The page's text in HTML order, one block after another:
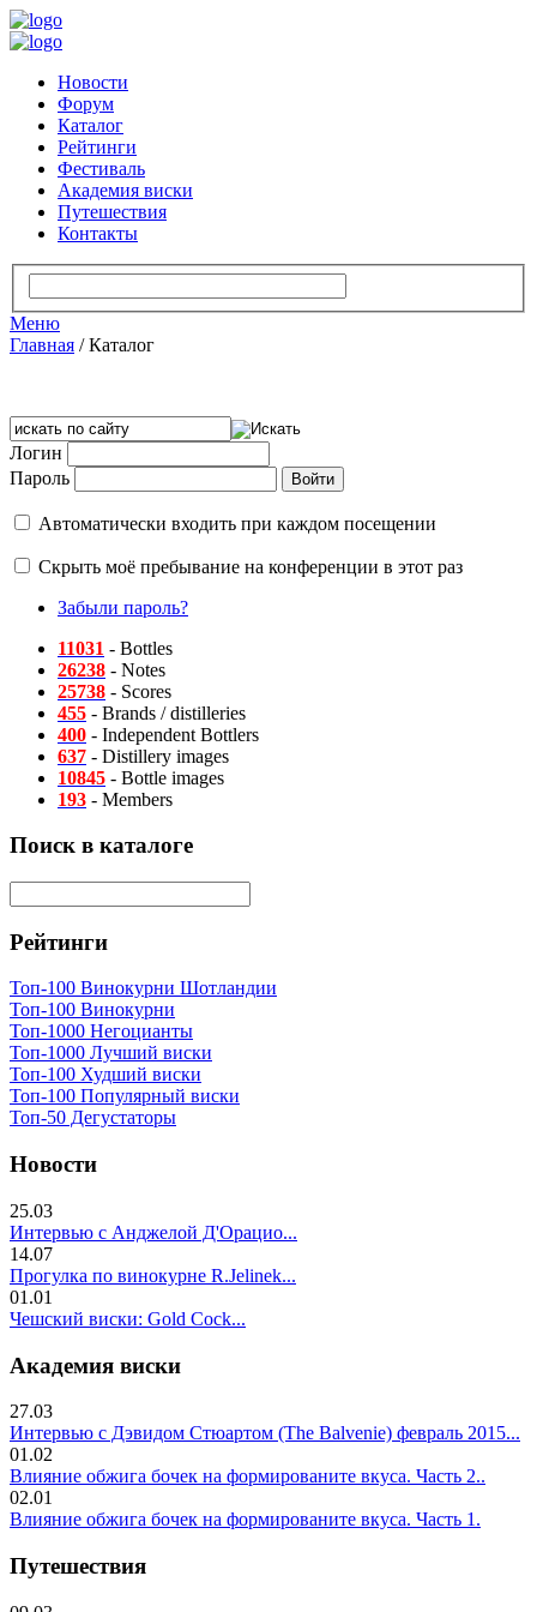
Новости
Форум
Каталог
Рейтинги
Фестиваль
Академия виски
Путешествия
Контакты
Меню
Главная /Каталог
Логин
Пароль
Автоматически входить при каждом посещении
Скрыть моё пребывание на конференции в этот раз
Забыли пароль?
11031 - Bottles
26238 - Notes
25738 - Scores
455 - Brands / distilleries
400 - Independent Bottlers
637 - Distillery images
10845 - Bottle images
193 - Members
Поиск в каталоге
Рейтинги
Топ-100 Винокурни Шотландии
Топ-100 Винокурни
Топ-1000 Негоцианты
Топ-1000 Лучший виски
Топ-100 Худший виски
Топ-100 Популярный виски
Топ-50 Дегустаторы
Новости
25.03
Интервью с Анджелой Д'Орацио...
14.07
Прогулка по винокурне R.Jelinek...
01.01
Чешский виски: Gold Cock...
Академия виски
27.03
Интервью с Дэвидом Стюартом (The Balvenie) февраль 2015...
01.02
Влияние обжига бочек на формированите вкуса. Часть 2..
02.01
Влияние обжига бочек на формированите вкуса. Часть 1.
Путешествия